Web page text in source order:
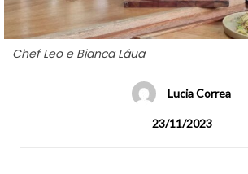
Chef Leo e Bianca Láua
Lucia Correa
23/11/2023